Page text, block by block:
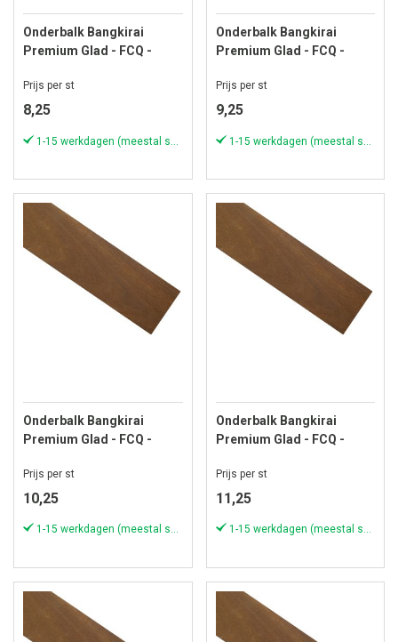
Onderbalk Bangkirai
Premium Glad - FCQ -
Prijs per st
8,25
Onderbalk Bangkirai
Premium Glad - FCQ -
Prijs per st
9,25
Onderbalk Bangkirai
Premium Glad - FCQ -
Prijs per st
10,25
1-15 werkdagen (meestal sneller)
Onderbalk Bangkirai
Premium Glad - FCQ -
Prijs per st
11,25
1-15 werkdagen (meestal sneller)